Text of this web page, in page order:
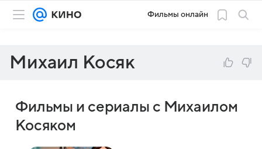
Фильмы онлайн
Михаил Косяк
Фильмы и сериалы с Михаилом
Косяком